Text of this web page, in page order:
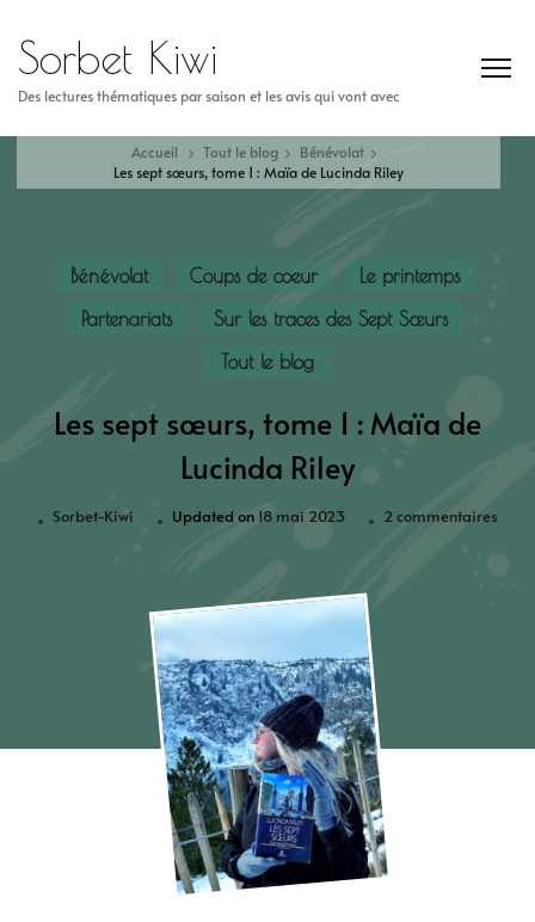
Sorbet Kiwi
Des lectures thématiques par saison et les avis qui vont avec
Accueil Tout le blog
Bénévolat
Les sept sœurs, tome 1 : Maïa de Lucinda Riley
Bénévolat Coups de coeur
Le printemps
Partenariats
Sur les traces des Sept Sœurs
Tout le blog
Les sept sœurs, tome 1 : Maïa de
Lucinda Riley
Sorbet-Kiwi Updated on 18 mai 2023 2 commentaires